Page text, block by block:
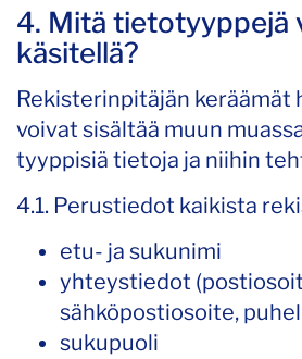
4. Mitä tietotyyppejä
käsitellä?
Rekisterinpitäjän keräämät
voivat sisältää muun
tyyppisiä tietoja ja niihin
4.1. Perustiedot kaikista
etu- ja sukunimi
yhteystiedot
sähköpostiosoite,
sukupuoli